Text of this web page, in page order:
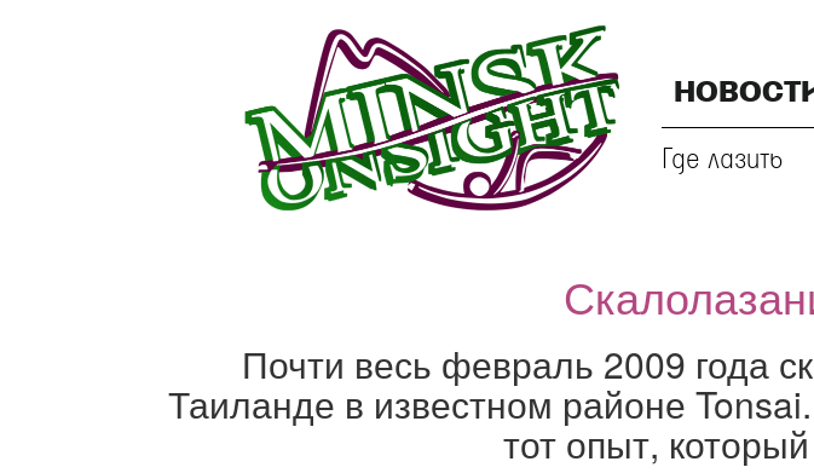
Где лазить
Почти весь февраль 2009 года
Таиланде в известном районе
тот опыт,